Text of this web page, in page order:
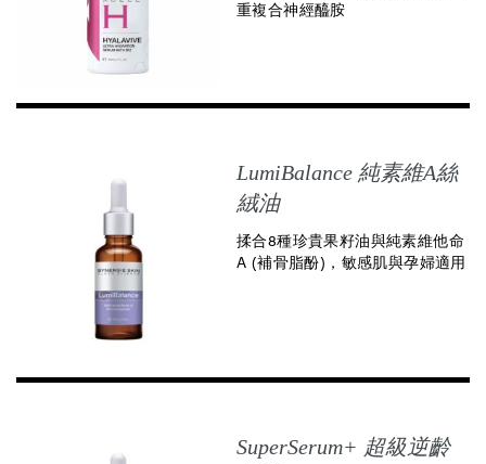
重複合神經醯胺
LumiBalance 純素維A絲
絨油
揉合8種珍貴果籽油與純素維他命
A (補骨脂酚)，敏感肌與孕婦適用
SuperSerum+ 超級逆齡